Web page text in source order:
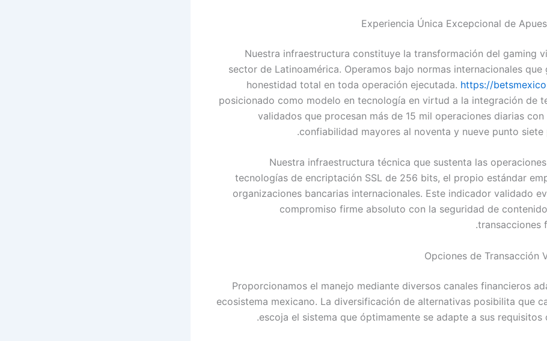
Experiencia Única Excepcional de
Nuestra infraestructura constituye la transformación del gaming
sector de Latinoamérica. Operamos bajo normas internacionales que
honestidad total en toda operación ejecutada. https://
posicionado como modelo en tecnología en virtud a la integración de
validados que procesan más de 15 mil operaciones diarias
confiabilidad mayores al noventa y nueve punto siete
Nuestra infraestructura técnica que sustenta las
tecnologías de encriptación SSL de 256 bits, el propio estándar
organizaciones bancarias internacionales. Este indicador validado
compromiso firme absoluto con la seguridad de
transacciones
Opciones de Transacción
Proporcionamos el manejo mediante diversos canales financieros
ecosistema mexicano. La diversificación de alternativas posibilita que
escoja el sistema que óptimamente se adapte a sus requisitos